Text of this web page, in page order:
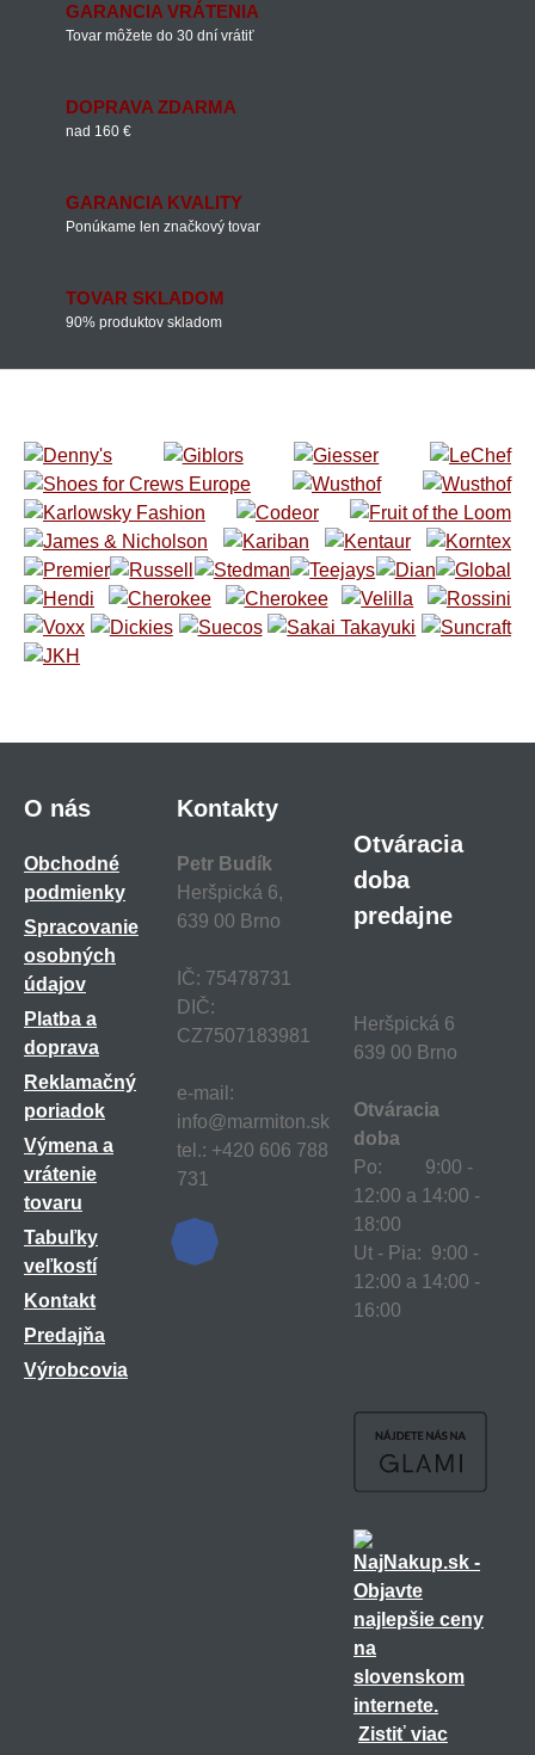
GARANCIA VRÁTENIA
Tovar môžete do 30 dní vrátiť
DOPRAVA ZDARMA
nad 160 €
GARANCIA KVALITY
Ponúkame len značkový tovar
TOVAR SKLADOM
90% produktov skladom
O nás
Obchodné
podmienky
Spracovanie
osobných
údajov
Platba a
doprava
Reklamačný
poriadok
Výmena a
vrátenie
tovaru
Tabuľky
veľkostí
Kontakt
Predajňa
Výrobcovia
Kontakty
Petr Budík
Heršpická 6,
639 00 Brno
IČ: 75478731
DIČ:
CZ7507183981
e-mail:
info@marmiton.sk
tel.: +420 606 788
731
Otváracia
doba
predajne
Heršpická 6
639 00 Brno
Otváracia
doba
Po: 9:00 -
12:00 a 14:00 -
18:00
Ut - Pia: 9:00 -
12:00 a 14:00 -
16:00
Zistiť viac